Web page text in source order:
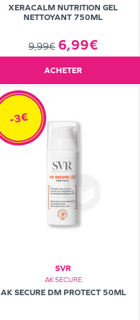
XERACALM NUTRITION GEL
NETTOYANT 750ML
9,99€ 6,99€
ACHETER
SVR
AK SECURE
AK SECURE DM PROTECT 50ML
-3€